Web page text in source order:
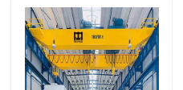
Fatory Tour
Controllo di qualità